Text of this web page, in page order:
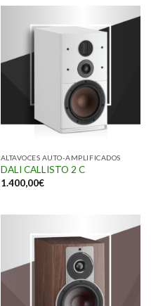
ALTAVOCES AUTO-AMPLIFICADOS
DALI CALLISTO 2 C
1.400,00€